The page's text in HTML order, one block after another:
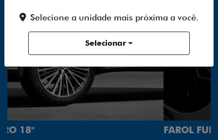
FAROL FULL LED
Selecione a unidade mais próxima a você.
Selecionar